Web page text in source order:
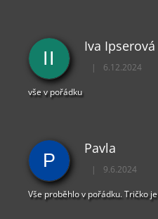
II
Iva Ipserová
Hodnocení
| 6.12.2024
vše v pořádku
P
Pavla
Hodnocení
| 9.6.2024
Vše proběhlo v pořádku. Tričko